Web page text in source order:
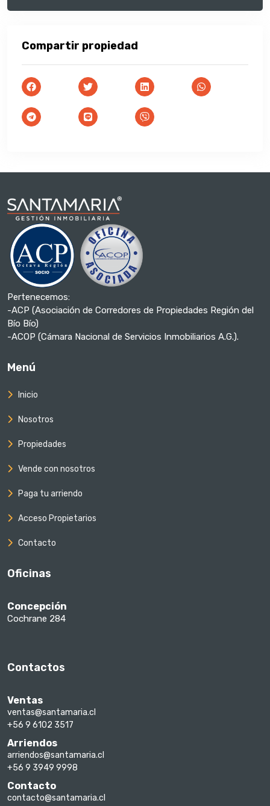
Compartir propiedad
Pertenecemos:
-ACP (Asociación de Corredores de Propiedades Región del
Bío Bío)
-ACOP (Cámara Nacional de Servicios Inmobiliarios A.G.).
Menú
Inicio
Nosotros
Propiedades
Vende con nosotros
Paga tu arriendo
Acceso Propietarios
Contacto
Oficinas
Concepción
Cochrane 284
Contactos
Ventas
ventas@santamaria.cl
+56 9 6102 3517
Arriendos
arriendos@santamaria.cl
+56 9 3949 9998
Contacto
contacto@santamaria.cl